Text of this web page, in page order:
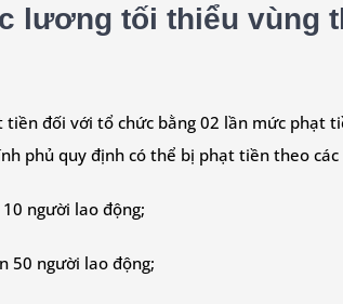
lương tối thiểu vùng
tiền đối với tổ chức bằng 02 lần mức phạt
phủ quy định có thể bị phạt tiền theo các
người lao động;
50 người lao động;